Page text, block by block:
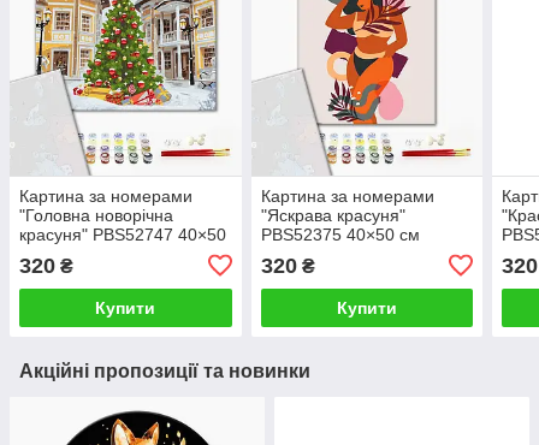
Картина за номерами
"Головна новорічна
красуня" PBS52747 40×50
320 ₴
Купити
Картина за номерами
"Яскрава красуня"
PBS52375 40×50 см
320₴
Купити
320
Акційні пропозиції та новинки